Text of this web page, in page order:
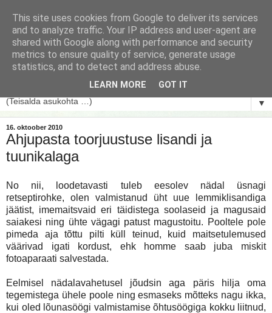
▼
16. oktoober 2010
Ahjupasta toorjuustuse lisandi ja
tuunikalaga
No nii, loodetavasti tuleb eesolev nädal üsnagi
retseptirohke, olen valmistanud üht uue lemmiklisandiga
jäätist, imemaitsvaid eri täidistega soolaseid ja magusaid
saiakesi ning ühte vägagi patust magustoitu. Pooltele pole
pimeda aja tõttu pilti küll teinud, kuid maitsetulemused
väärivad igati kordust, ehk homme saab juba miskit
fotoaparaati salvestada.
Eelmisel nädalavahetusel jõudsin aga päris hilja oma
tegemistega ühele poole ning esmaseks mõtteks nagu ikka,
kui oled lõunasöögi valmistamise õhtusöögiga kokku liitnud,
This site uses cookies from Google to deliver its services
and to analyze traffic. Your IP address and user-agent are
shared with Google along with performance and security
metrics to ensure quality of service, generate usage
statistics, and to detect and address abuse.
LEARN MORE GOT IT